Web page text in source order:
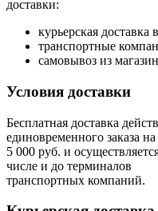
доставки:
курьерская доставка
транспортные
самовывоз из
Условия доставки
Бесплатная доставка
единовременного заказа
5 000 руб. и
числе и до терминалов
транспортных компаний.